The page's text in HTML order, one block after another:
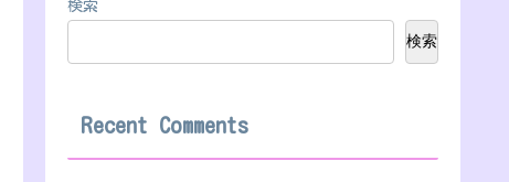
検索
検索
Recent Comments